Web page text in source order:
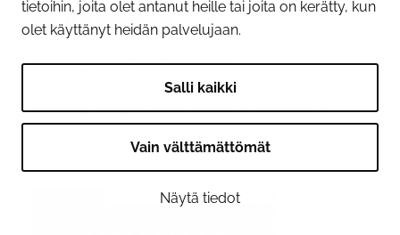
tietoihin, joita olet antanut heille tai joita on kerätty, kun
olet käyttänyt heidän palvelujaan.
Salli kaikki
Vain välttämättömät
Näytä tiedot
joella kesällä
peruskunnostustyöt jatkuvat kesän ajan.
Veneilijöille ja muille joella kulkeville on
merkitty sillan alle kaksi alikulkukohtaa.